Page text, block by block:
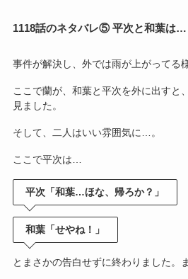
1118話のネタバレ⑤ 平次と和葉は…
事件が解決し、外では雨が上がってる様
ここで蘭が、和葉と平次を外に出すと
見ました。
そして、二人はいい雰囲気に…。
ここで平次は…
平次「和葉…ほな、帰ろか？」
和葉「せやね！」
とまさかの告白せずに終わりました。